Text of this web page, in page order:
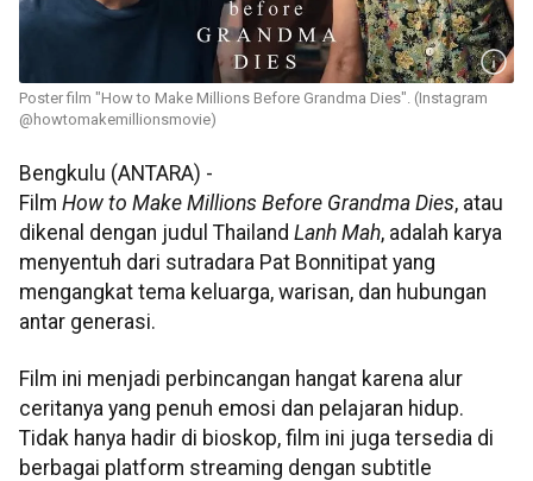
Poster film "How to Make Millions Before Grandma Dies". (Instagram
@howtomakemillionsmovie)
Bengkulu (ANTARA) -
Film How to Make Millions Before Grandma Dies, atau
dikenal dengan judul Thailand Lanh Mah, adalah karya
menyentuh dari sutradara Pat Bonnitipat yang
mengangkat tema keluarga, warisan, dan hubungan
antar generasi.
Film ini menjadi perbincangan hangat karena alur
ceritanya yang penuh emosi dan pelajaran hidup.
Tidak hanya hadir di bioskop, film ini juga tersedia di
berbagai platform streaming dengan subtitle